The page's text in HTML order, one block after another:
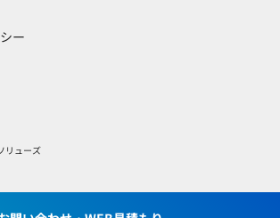
ー
ューズ